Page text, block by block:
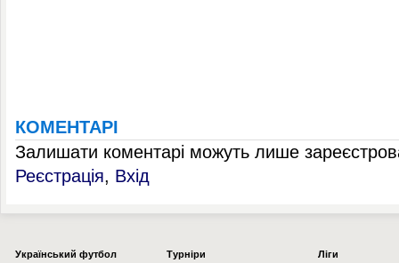
КОМЕНТАРІ
Залишати коментарі можуть лише
Реєстрація, Вхід
Українcький футбол
Турніри
Ліги